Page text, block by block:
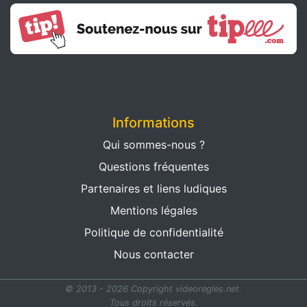
Informations
Qui sommes-nous ?
Questions fréquentes
Partenaires et liens ludiques
Mentions légales
Politique de confidentialité
Nous contacter
© 2013 - 2026 Copyright videoregles.net.
Tous droits réservés.